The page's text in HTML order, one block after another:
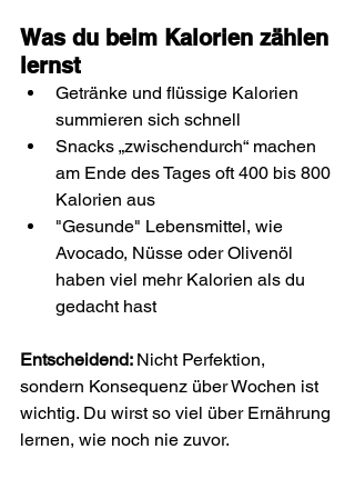
Was du beim Kalorien zählen
lernst
Getränke und flüssige Kalorien
summieren sich schnell
Snacks „zwischendurch“ machen
am Ende des Tages oft 400 bis 800
Kalorien aus
"Gesunde" Lebensmittel, wie
Avocado, Nüsse oder Olivenöl
haben viel mehr Kalorien als du
gedacht hast
Entscheidend: Nicht Perfektion,
sondern Konsequenz über Wochen ist
wichtig. Du wirst so viel über Ernährung
lernen, wie noch nie zuvor.